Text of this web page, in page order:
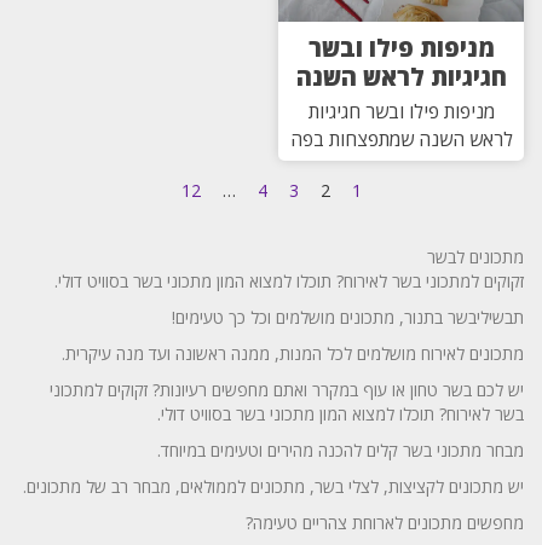
מניפות פילו ובשר
חגיגיות לראש השנה
מניפות פילו ובשר חגיגיות
לראש השנה שמתפצחות בפה
1
2
3
4
…
12
מתכונים לבשר
זקוקים למתכוני בשר לאירוח? תוכלו למצוא המון מתכוני בשר בסוויט דולי.
תבשיליבשר בתנור, מתכונים מושלמים וכל כך טעימים!
מתכונים לאירוח מושלמים לכל המנות, ממנה ראשונה ועד מנה עיקרית.
יש לכם בשר טחון או עוף במקרר ואתם מחפשים רעיונות? זקוקים למתכוני
בשר לאירוח? תוכלו למצוא המון מתכוני בשר בסוויט דולי.
מבחר מתכוני בשר קלים להכנה מהירים וטעימים במיוחד.
יש מתכונים לקציצות, לצלי בשר, מתכונים לממולאים, מבחר רב של מתכונים.
מחפשים מתכונים לארוחת צהריים טעימה?